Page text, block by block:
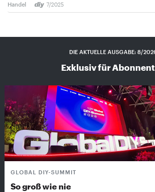
Handel 7/2025
DIE AKTUELLE AUSGABE: 8/
Exklusiv für
GLOBAL DIY-SUMMIT
So groß wie nie